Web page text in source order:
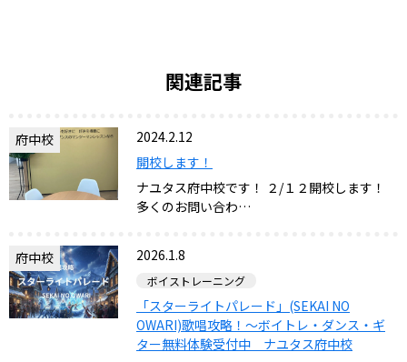
関連記事
府中校
2024.2.12
開校します！
ナユタス府中校です！ ２/１２開校します！
多くのお問い合わ…
府中校 2026.1.8
ボイストレーニング
「スターライトパレード」(SEKAI NO
OWARI)歌唱攻略！～ボイトレ・ダンス・ギ
ター無料体験受付中 ナユタス府中校